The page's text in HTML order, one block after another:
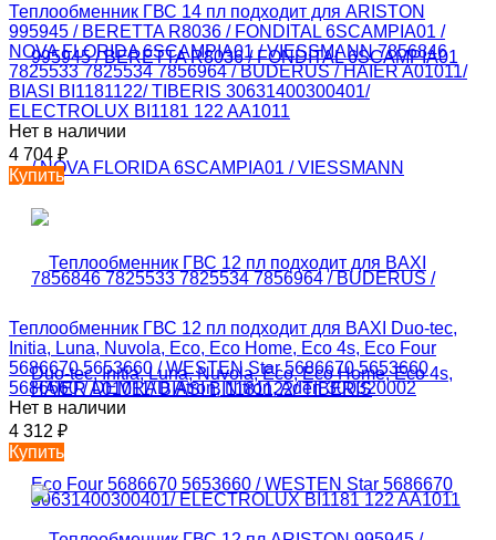
Теплообменник ГВС 14 пл подходит для ARISTON
995945 / BERETTA R8036 / FONDITAL 6SCAMPIA01 /
NOVA FLORIDA 6SCAMPIA01 / VIESSMANN 7856846
7825533 7825534 7856964 / BUDERUS / HAIER A01011/
BIASI BI1181122/ TIBERIS 30631400300401/
ELECTROLUX BI1181 122 AA1011
Нет в наличии
4 704 ₽
Купить
Теплообменник ГВС 12 пл подходит для BAXI Duo-tec,
Initia, Luna, Nuvola, Eco, Eco Home, Eco 4s, Eco Four
5686670 5653660 / WESTEN Star 5686670 5653660
5686660 / DEMRAD Atron, Nitron, Aden 300320002
Нет в наличии
4 312 ₽
Купить